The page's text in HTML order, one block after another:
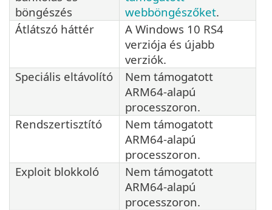
böngészés
webböngészőket.
Átlátszó háttér
A Windows 10 RS4
verziója és újabb
verziók.
Speciális eltávolító
Nem támogatott
ARM64-alapú
processzoron.
Rendszertisztító
Nem támogatott
ARM64-alapú
processzoron.
Exploit blokkoló
Nem támogatott
ARM64-alapú
processzoron.